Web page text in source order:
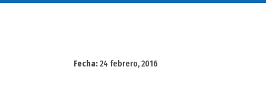
Fecha:24 febrero, 2016